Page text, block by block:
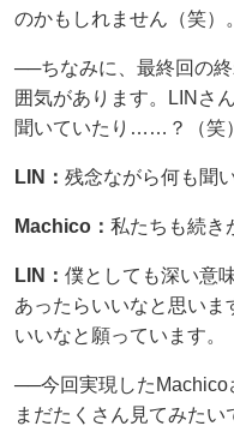
のかもしれません（笑）。
──ちなみに、最終回の
囲気があります。LINさ
聞いていたり……？（笑）
LIN： 残念ながら何も聞
Machico： 私たちも続き
LIN： 僕としても深い意
あったらいいなと思いま
いいなと願っています。
──今回実現したMachico
まだたくさん見てみたい